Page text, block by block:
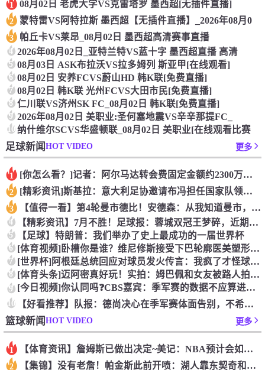
1 08月02日 老虎大学VS克雷塔罗 墨西超[无插件直播]
2 蒙特雷VS阿特拉斯 墨西超【无插件直播】_2026年08月0
3 帕丘卡VS莱昂_08月02日 墨西超高清赛事直播
4 2026年08月02日_亚特兰特VS蓝十字 墨西超直播 高清
5 08月03日 ASK布拉沃VS拉多姆列 斯亚甲[在线观看]
6 08月02日 安养FCVS蔚山HD 韩K联[免费直播]
7 08月02日 韩K联 光州FCVS大田市民[免费直播]
8 仁川联VS济州SK FC_08月02日 韩K联[免费直播]
9 2026年08月02日 美职业:圣何塞地震VS辛辛那提FC_
10纳什维尔SCVS华盛顿联_08月02日 美职业[在线观看比赛
足球新闻HOT VIDEO 更多
1 [你怎么看？]记者：阿尔马达转会费固定金额约2300万欧，外
2 [精彩资讯]斯基拉：意大利足协邀请布冯担任国家队领队，但遭到
3 【值得一看】第4轮曼市德比！安德森：从我知道曼市，曼城就是这
4 【精彩资讯】7月不胜！足球报：蓉城双冠王梦碎，近期成绩下滑要
5 【足球】特朗普：我们举办了史上最成功的一届世界杯
6 [体育视频]卧槽你是谁？维尼修斯接受下巴轮廓医美塑形，突然变
7 [世界杯]阿根廷总统回应对球员发火传言：我疯了才怪球员？全是
8 [体育头条]迈阿密真好玩！实拍：姆巴佩和女友被路人拍到在夜店
9 [今日视频]你认同吗❓️CBS嘉宾：季军赛的数据不应算进去，
10 【好看推荐】队报：德尚决心在季军赛体面告别，不希望以两连败收
篮球新闻HOT VIDEO 更多
1 【体育资讯】詹姆斯已做出决定~美记：NBA预计会如期公布新赛
2 【集锦】没有老詹！帕金斯此前开喷：湖人靠东契奇和里夫斯没人会